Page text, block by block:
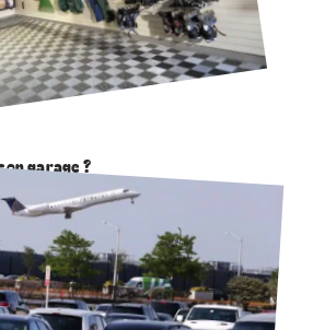
garage ?